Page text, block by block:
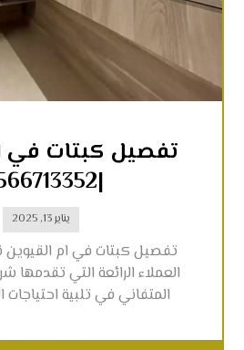
تفصيل كبتات في
|0566713352|
يناير 13, 2025
تفصيل كبتات في ام
العملاء الرائعة التي تقدمها
المتفاني في تلبية